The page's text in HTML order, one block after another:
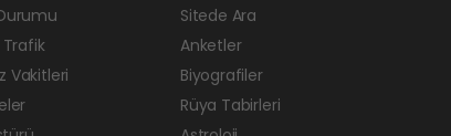
Vakitleri
Sitede Ara
Anketler
Biyografiler
Rüya Tabirleri